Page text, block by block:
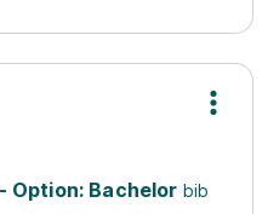
Option: Bachelor bib